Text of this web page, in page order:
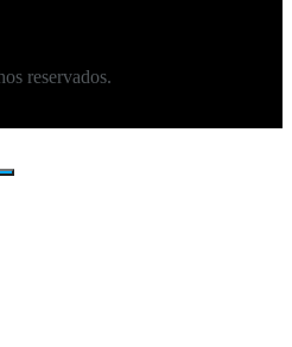
reservados.